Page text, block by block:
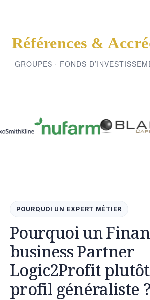
Références &
GROUPES · FONDS
POURQUOI UN EXPERT MÉTIER
Pourquoi un
business Partner
Logic2Profit
profil généraliste ?